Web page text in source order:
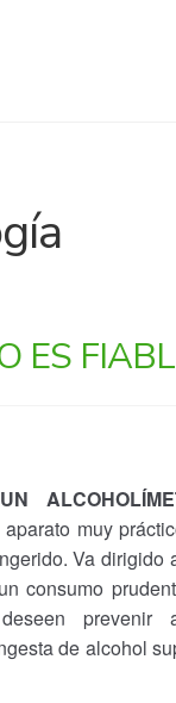
ES
muy
Va dirigido
consumo
prevenir
de alcohol